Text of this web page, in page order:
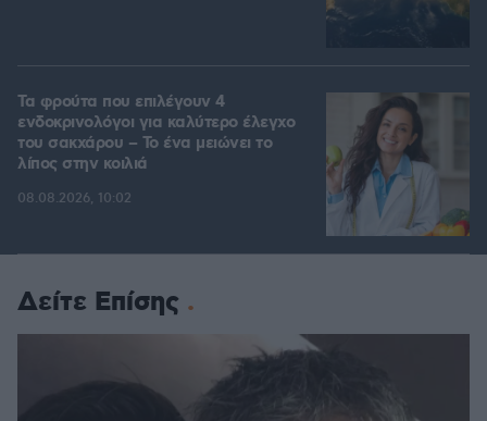
Τα φρούτα που επιλέγουν 4
ενδοκρινολόγοι για καλύτερο έλεγχο
του σακχάρου – Το ένα μειώνει το
λίπος στην κοιλιά
08.08.2026, 10:02
Δείτε Επίσης